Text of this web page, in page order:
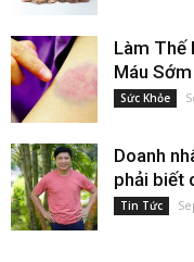
Làm Thế
Máu Sớm
Sức Khỏe
Doanh
phải biết
Tin Tức